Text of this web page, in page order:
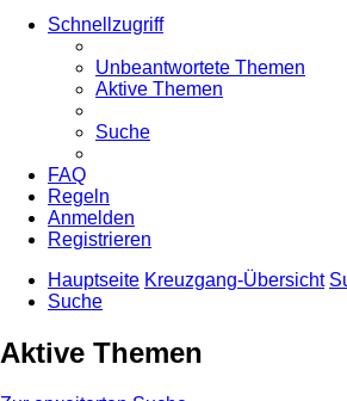
Schnellzugriff
Unbeantwortete Themen
Aktive Themen
Suche
FAQ
Regeln
Anmelden
Registrieren
Hauptseite Kreuzgang-Übersicht
Suche
Aktive Themen